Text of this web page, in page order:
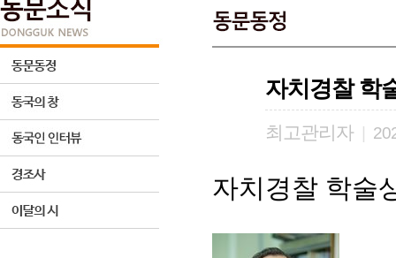
자치경찰 학
최고관리자
자치경찰 학술